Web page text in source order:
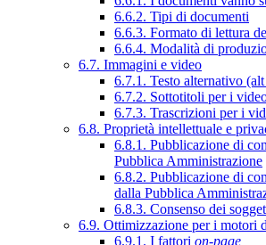
6.6.2. Tipi di documenti
6.6.3. Formato di lettura
6.6.4. Modalità di
6.7. Immagini e video
6.7.1. Testo alternativo
6.7.2. Sottotitoli per i
6.7.3. Trascrizioni per i
6.8. Proprietà intellettuale e
6.8.1. Pubblicazione di
Pubblica Amministrazione
6.8.2. Pubblicazione di
dalla Pubblica
6.8.3. Consenso dei
6.9. Ottimizzazione per i motori
6.9.1. I fattori on-page